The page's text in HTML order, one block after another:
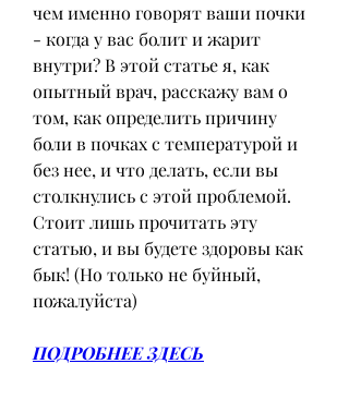
чем именно говорят ваши почки
- когда у вас болит и жарит
внутри? В этой статье я, как
опытный врач, расскажу вам о
том, как определить причину
боли в почках с температурой и
без нее, и что делать, если вы
столкнулись с этой проблемой.
Стоит лишь прочитать эту
статью, и вы будете здоровы как
бык! (Но только не буйный,
пожалуйста)
ПОДРОБНЕЕ ЗДЕСЬ